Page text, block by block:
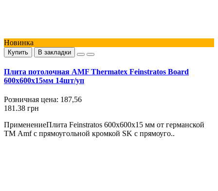
Новинка
Купить В закладки
Плита потолочная AMF Thermatex Feinstratos Board
600х600х15мм 14шт/уп
Розничная цена: 187,56
181.38 грн
ПрименениеПлита Feinstratos 600х600х15 мм от германской
ТМ Amf с прямоугольной кромкой SK с прямоуго..